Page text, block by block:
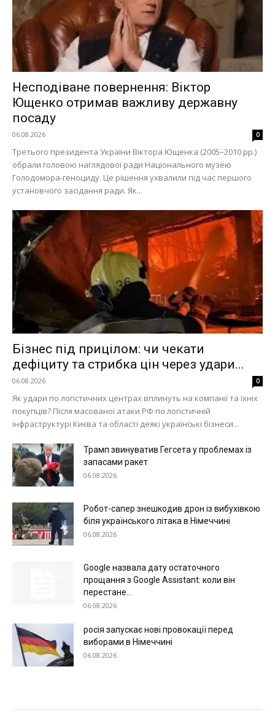
Несподіване повернення: Віктор
Ющенко отримав важливу державну
посаду
06.08.2026 0
Третього президента України Віктора Ющенка (2005–2010 рр.)
обрали головою наглядової ради Національного музею
Голодомора-геноциду. Це рішення ухвалили під час першого
установчого засідання ради. Як...
Бізнес під прицілом: чи чекати
дефіциту та стрибка цін через удари...
06.08.2026 0
Як удари по логістичних центрах вплинуть на компанії та їхніх
покупців? Після масованої атаки РФ по логістичній
інфраструктурі Києва та області деякі українські бізнеси...
Трамп звинуватив Гегсета у проблемах із
запасами ракет
06.08.2026
Робот-сапер знешкодив дрон із вибухівкою
біля українського літака в Німеччині
06.08.2026
Google назвала дату остаточного
прощання з Google Assistant: коли він
перестане...
06.08.2026
росія запускає нові провокації перед
виборами в Німеччині
06.08.2026